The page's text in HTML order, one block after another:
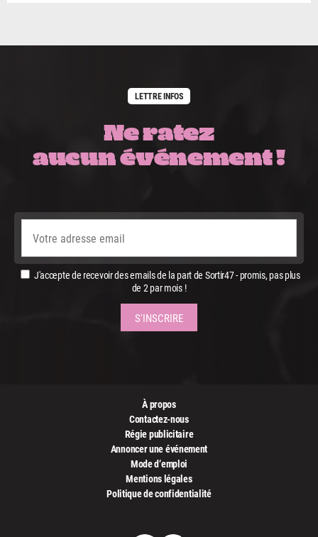
LETTRE INFOS
Ne ratez
aucun événement !
J'accepte de recevoir des emails de la part de Sortir47 - promis, pas plus
de 2 par mois !
À propos
Contactez-nous
Régie publicitaire
Annoncer une événement
Mode d’emploi
Mentions légales
Politique de confidentialité